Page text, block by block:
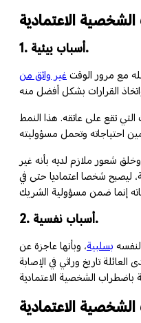
1. أسباب بيئية.
مع مرور الوقت غير واثق من
تقع على عاتقه. هذا النمط
شعور ملازم لديه بأنه غير
ليصبح شخصا اعتماديا حتى في
2. أسباب نفسية.
لنفسه بسلبية، وبأنها عاجزة عن
تاريخ وراثي في الإصابة